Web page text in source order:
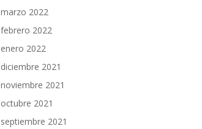
marzo 2022
febrero 2022
enero 2022
diciembre 2021
noviembre 2021
octubre 2021
septiembre 2021